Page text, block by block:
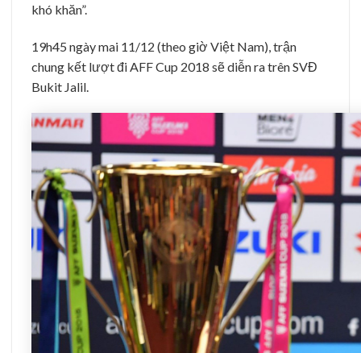
khó khăn”.
19h45 ngày mai 11/12 (theo giờ Việt Nam), trận
chung kết lượt đi AFF Cup 2018 sẽ diễn ra trên SVĐ
Bukit Jalil.